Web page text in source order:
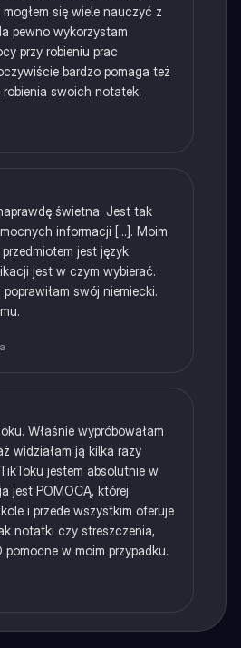
się wiele nauczyć z
pewno wykorzystam
przy robieniu prac
bardzo pomaga też
swoich notatek.
świetna. Jest tak
informacji [...]. Moim
jest język
jest w czym wybierać.
swój niemiecki.
Właśnie wypróbowałam
widziałam ją kilka razy
jestem absolutnie w
jest POMOCĄ, której
i przede wszystkim oferuje
notatki czy streszczenia,
pomocne w moim przypadku.